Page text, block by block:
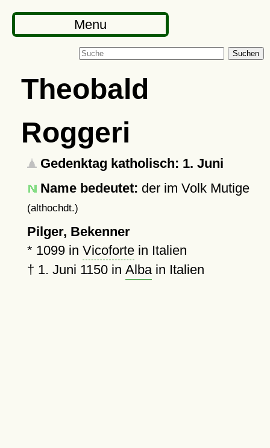
Menu
Suchen
Theobald
Roggeri
Gedenktag katholisch: 1. Juni
Name bedeutet: der im Volk Mutige
(althochdt.)
Pilger, Bekenner
* 1099in Vicofortein Italien
† 1. Juni 1150in Albain Italien